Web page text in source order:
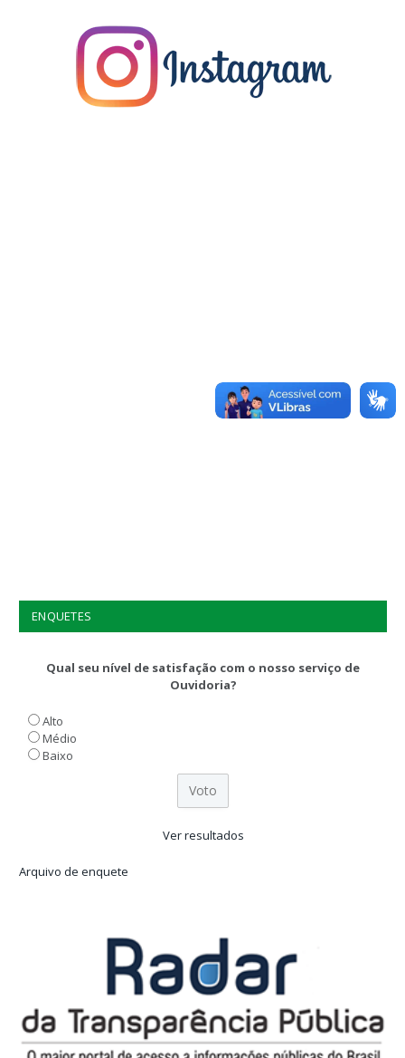
ENQUETES
Qual seu nível de satisfação com o nosso serviço de
Ouvidoria?
Alto
Médio
Baixo
Ver resultados
Arquivo de enquete